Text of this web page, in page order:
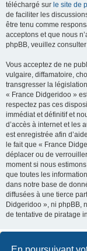
téléchargé sur le site de
de faciliter les
être tenu comme
acceptons et que nous
phpBB, veuillez consulter
Vous acceptez de ne
vulgaire, diffamatoire,
transgresser la
« France Didgeridoo »
respectez pas ces
immédiat et définitif et
d’accès à internet et les
est enregistrée afin
le fait que « France
déplacer ou de
moment si nous
que toutes les
dans notre base de
diffusées à une tierce
Didgeridoo », ni phpBB,
de tentative de piratage